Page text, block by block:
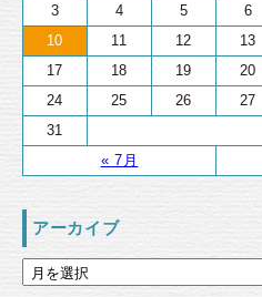
« 7月
3
4 5 6
10
11 12 13
17
18 19 20
24
25 26 27
31
アーカイブ